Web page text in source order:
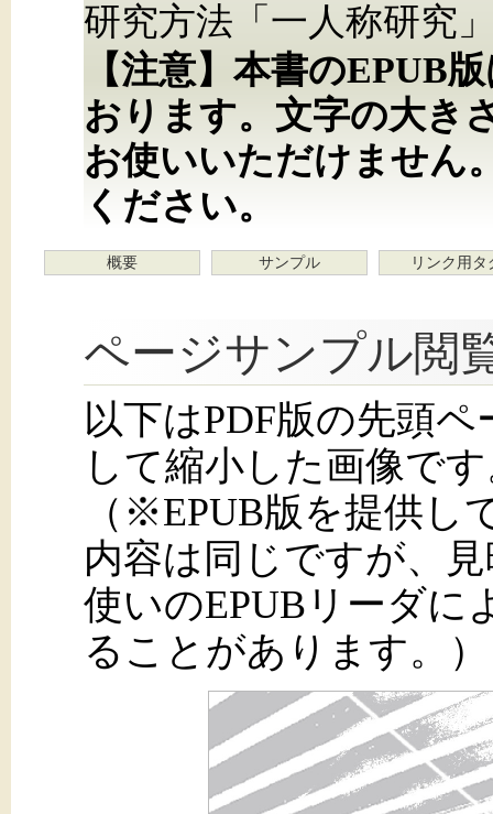
研究方法「一人称研究
【注意】本書のEPUB
おります。文字の大き
お使いいただけません
ください。
概要 サンプル リンク用タ
ページサンプル閲
以下はPDF版の先頭
して縮小した画像で
（※EPUB版を提供し
内容は同じですが、
使いのEPUBリーダに
ることがあります。）